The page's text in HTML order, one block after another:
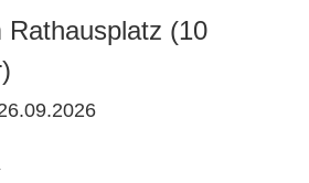
Rathausplatz (10